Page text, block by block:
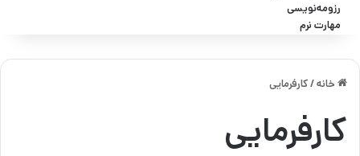
رزومه‌نویسی
مهارت نرم
خانه/کارفرمایی
کارفرمایی